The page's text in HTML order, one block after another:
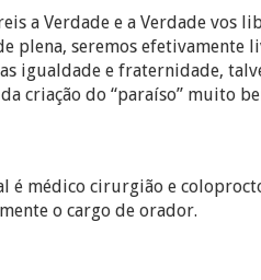
plena, seremos efetivamente
igualdade e fraternidade,
criação do “paraíso” muito
o cargo de orador.